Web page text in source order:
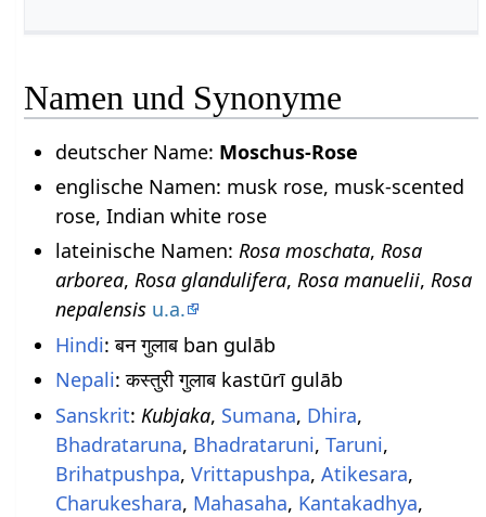
Namen und Synonyme
deutscher Name: Moschus-Rose
englische Namen: musk rose, musk-scented
rose, Indian white rose
lateinische Namen: Rosa moschata, Rosa
arborea, Rosa glandulifera, Rosa manuelii, Rosa
nepalensis u.a.
Hindi: बन गुलाब ban gulāb
Nepali: कस्तुरी गुलाब kastūrī gulāb
Sanskrit: Kubjaka, Sumana, Dhira,
Bhadrataruna, Bhadrataruni, Taruni,
Brihatpushpa, Vrittapushpa, Atikesara,
Charukeshara, Mahasaha, Kantakadhya,